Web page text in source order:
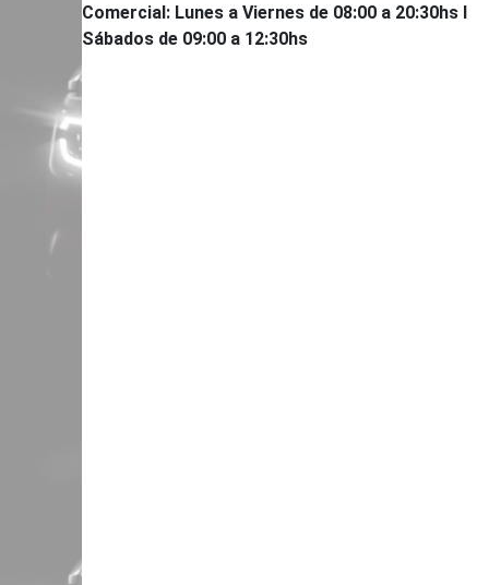
Comercial: Lunes a Viernes de 08:00 a 20:30hs I
Sábados de 09:00 a 12:30hs